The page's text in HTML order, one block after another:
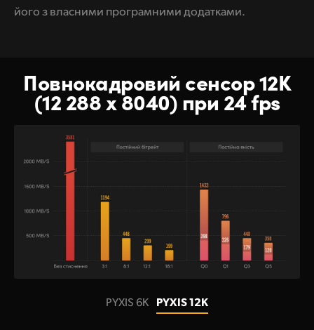
його з власними програмними додатками.
Повнокадровий сенсор 12K
(12 288 x 8040) при 24 fps
PYXIS 6K PYXIS 12K